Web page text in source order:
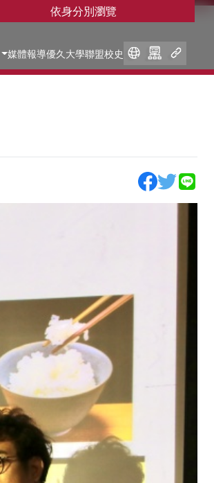
依身分別瀏覽
媒體報導優久大學聯盟校史